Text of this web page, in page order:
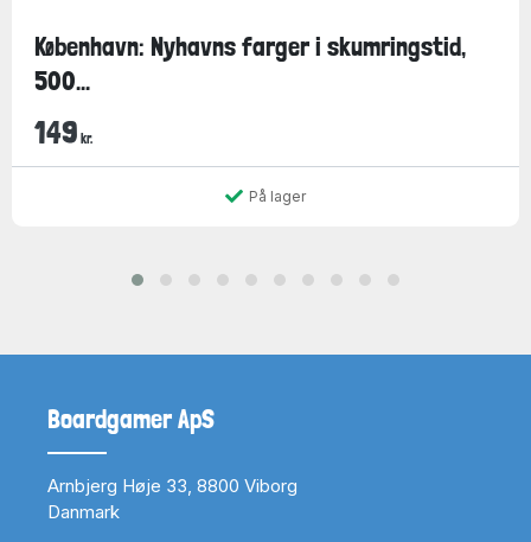
København: Nyhavns farger i skumringstid,
500...
149 kr.
På lager
Boardgamer ApS
Arnbjerg Høje 33, 8800 Viborg
Danmark